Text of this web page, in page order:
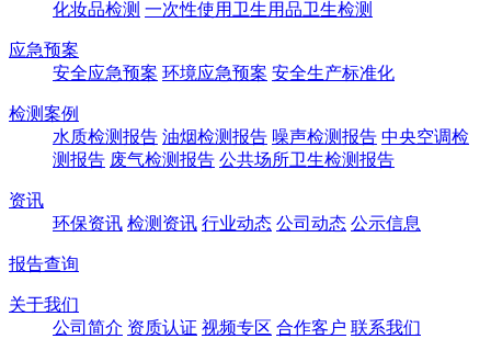
化妆品检测 一次性使用卫生用品卫生检测
应急预案
安全应急预案 环境应急预案 安全生产标准化
检测案例
水质检测报告 油烟检测报告 噪声检测报告 中央空调检
测报告 废气检测报告 公共场所卫生检测报告
资讯
环保资讯 检测资讯 行业动态 公司动态 公示信息
报告查询
关于我们
公司简介 资质认证 视频专区 合作客户 联系我们